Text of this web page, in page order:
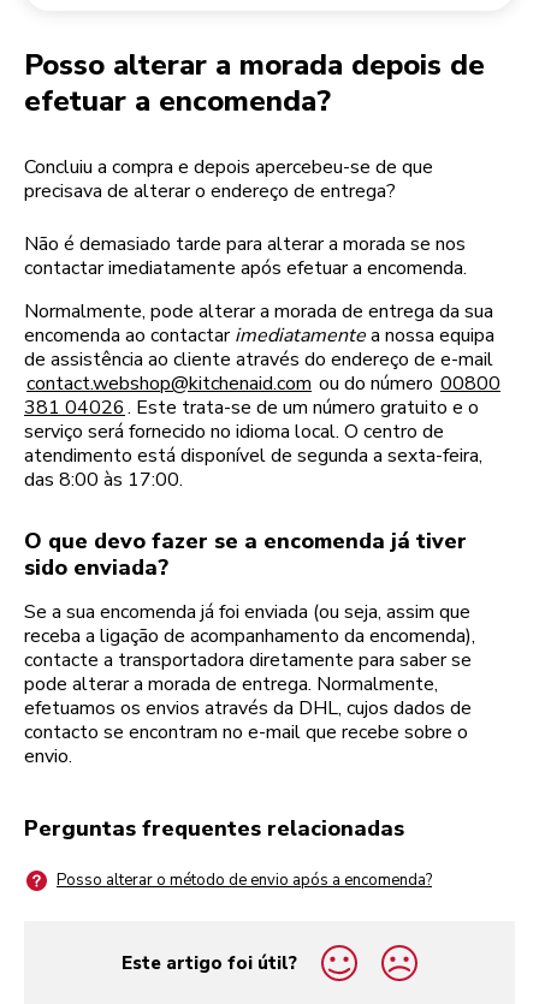
Posso alterar a morada depois de
efetuar a encomenda?
Concluiu a compra e depois apercebeu-se de que
precisava de alterar o endereço de entrega?
Não é demasiado tarde para alterar a morada se nos
contactar imediatamente após efetuar a encomenda.
Normalmente, pode alterar a morada de entrega da sua
encomenda ao contactarimediatamentea nossa equipa
de assistência ao cliente através do endereço de e-mail
contact.webshop@kitchenaid.com ou do número 00800
381 04026. Este trata-se de um número gratuito e o
serviço será fornecido no idioma local. O centro de
atendimento está disponível de segunda a sexta-feira,
das 8:00 às 17:00.
O que devo fazer se a encomenda já tiver
sido enviada?
Se a sua encomenda já foi enviada (ou seja, assim que
receba a ligação de acompanhamento da encomenda),
contacte a transportadora diretamente para saber se
pode alterar a morada de entrega. Normalmente,
efetuamos os envios através da DHL, cujos dados de
contacto se encontram no e-mail que recebe sobre o
envio.
Perguntas frequentes relacionadas
Posso alterar o método de envio após a encomenda?
Este artigo foi útil?
yes
no